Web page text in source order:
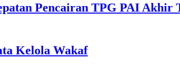
Pencairan TPG PAI Akhir
Kelola Wakaf